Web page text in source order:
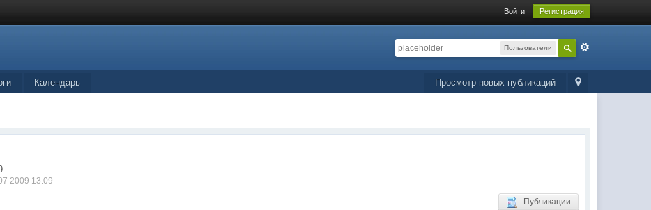
Войти Регистрация
Пользователи
Просмотр новых публикаций
Календарь
2009 13:09
Публикации